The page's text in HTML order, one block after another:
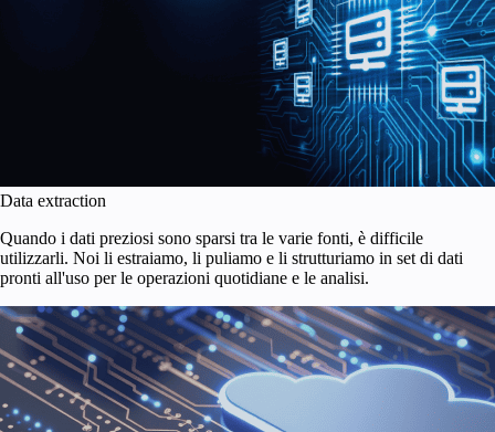
Data extraction
Quando i dati preziosi sono sparsi tra le varie fonti, è difficile
utilizzarli. Noi li estraiamo, li puliamo e li strutturiamo in set di dati
pronti all'uso per le operazioni quotidiane e le analisi.